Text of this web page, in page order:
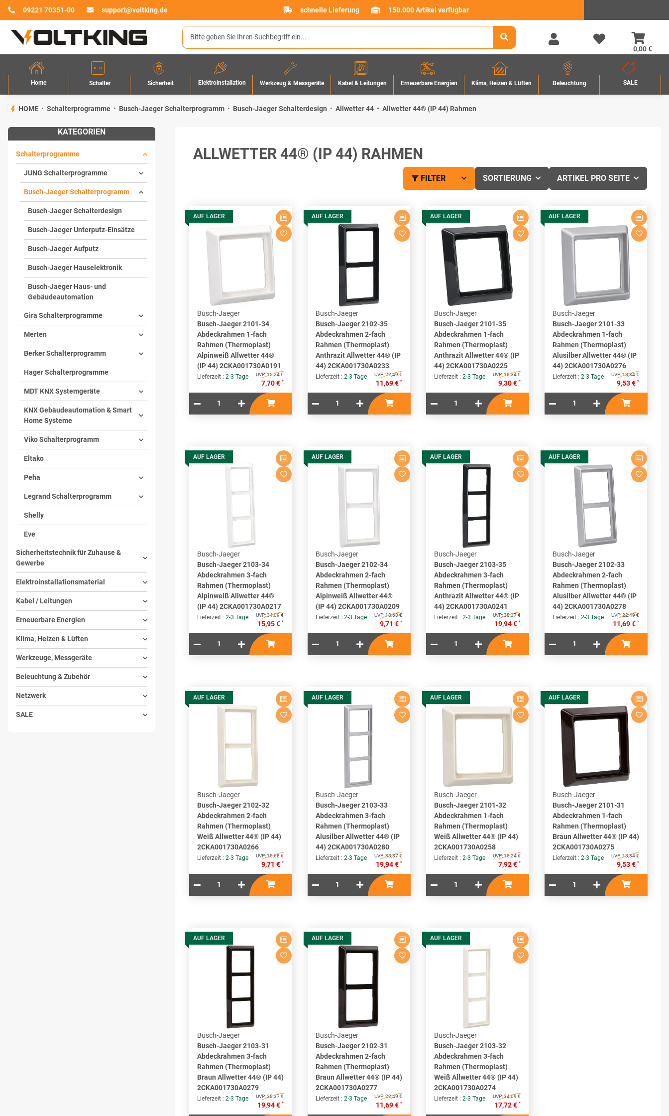
09221 70351-00 support@voltking.de schnelle Lieferung 150.000 Artikel verfügbar
0,00 €
Home Schalter Sicherheit Elektroinstallation Werkzeug & Messgeräte Kabel & Leitungen Erneuerbare Energien Klima, Heizen & Lüften Beleuchtung SALE
HOME Schalterprogramme Busch-Jaeger Schalterprogramm Busch-Jaeger Schalterdesign Allwetter 44 Allwetter 44® (IP 44) Rahmen
ALLWETTER 44® (IP 44) RAHMEN
FILTER SORTIERUNG ARTIKEL PRO SEITE
AUF LAGER
Busch-Jaeger
Busch-Jaeger 2101-34
Abdeckrahmen 1-fach
Rahmen (Thermoplast)
Alpinweiß Allwetter 44®
(IP 44) 2CKA001730A0191
Lieferzeit : 2-3 Tage UVP:15,24 €
7,70 € *
AUF LAGER
Busch-Jaeger
Busch-Jaeger 2102-35
Abdeckrahmen 2-fach
Rahmen (Thermoplast)
Anthrazit Allwetter 44® (IP
44) 2CKA001730A0233
Lieferzeit : 2-3 Tage UVP:22,49 €
11,69 € *
AUF LAGER
Busch-Jaeger
Busch-Jaeger 2101-35
Abdeckrahmen 1-fach
Rahmen (Thermoplast)
Anthrazit Allwetter 44® (IP
44) 2CKA001730A0225
Lieferzeit : 2-3 Tage UVP:18,34 €
9,30 € *
AUF LAGER
Busch-Jaeger
Busch-Jaeger 2101-33
Abdeckrahmen 1-fach
Rahmen (Thermoplast)
Alusilber Allwetter 44® (IP
44) 2CKA001730A0276
Lieferzeit : 2-3 Tage UVP:18,34 €
9,53 € *
AUF LAGER
Busch-Jaeger
Busch-Jaeger 2103-34
Abdeckrahmen 3-fach
Rahmen (Thermoplast)
Alpinweiß Allwetter 44®
(IP 44) 2CKA001730A0217
Lieferzeit : 2-3 Tage UVP:34,09 €
15,95 € *
AUF LAGER
Busch-Jaeger
Busch-Jaeger 2102-34
Abdeckrahmen 2-fach
Rahmen (Thermoplast)
Alpinweiß Allwetter 44®
(IP 44) 2CKA001730A0209
Lieferzeit : 2-3 Tage UVP:18,68 €
9,71 € *
AUF LAGER
Busch-Jaeger
Busch-Jaeger 2103-35
Abdeckrahmen 3-fach
Rahmen (Thermoplast)
Anthrazit Allwetter 44® (IP
44) 2CKA001730A0241
Lieferzeit : 2-3 Tage UVP:38,37 €
19,94 € *
AUF LAGER
Busch-Jaeger
Busch-Jaeger 2102-33
Abdeckrahmen 2-fach
Rahmen (Thermoplast)
Alusilber Allwetter 44® (IP
44) 2CKA001730A0278
Lieferzeit : 2-3 Tage UVP:22,49 €
11,69 € *
AUF LAGER
Busch-Jaeger
Busch-Jaeger 2102-32
Abdeckrahmen 2-fach
Rahmen (Thermoplast)
Weiß Allwetter 44® (IP 44)
2CKA001730A0266
Lieferzeit : 2-3 Tage UVP:18,68 €
9,71 € *
AUF LAGER
Busch-Jaeger
Busch-Jaeger 2103-33
Abdeckrahmen 3-fach
Rahmen (Thermoplast)
Alusilber Allwetter 44® (IP
44) 2CKA001730A0280
Lieferzeit : 2-3 Tage UVP:38,37 €
19,94 € *
AUF LAGER
Busch-Jaeger
Busch-Jaeger 2101-32
Abdeckrahmen 1-fach
Rahmen (Thermoplast)
Weiß Allwetter 44® (IP 44)
2CKA001730A0258
Lieferzeit : 2-3 Tage UVP:15,24 €
7,92 € *
AUF LAGER
Busch-Jaeger
Busch-Jaeger 2101-31
Abdeckrahmen 1-fach
Rahmen (Thermoplast)
Braun Allwetter 44® (IP 44)
2CKA001730A0275
Lieferzeit : 2-3 Tage UVP:18,34 €
9,53 € *
AUF LAGER
Busch-Jaeger
Busch-Jaeger 2103-31
Abdeckrahmen 3-fach
Rahmen (Thermoplast)
Braun Allwetter 44® (IP 44)
2CKA001730A0279
Lieferzeit : 2-3 Tage UVP:38,37 €
19,94 € *
AUF LAGER
Busch-Jaeger
Busch-Jaeger 2102-31
Abdeckrahmen 2-fach
Rahmen (Thermoplast)
Braun Allwetter 44® (IP 44)
2CKA001730A0277
Lieferzeit : 2-3 Tage UVP:22,49 €
11,69 € *
AUF LAGER
Busch-Jaeger
Busch-Jaeger 2103-32
Abdeckrahmen 3-fach
Rahmen (Thermoplast)
Weiß Allwetter 44® (IP 44)
2CKA001730A0274
Lieferzeit : 2-3 Tage UVP:34,09 €
17,72 € *
KATEGORIEN
Schalterprogramme
JUNG Schalterprogramme
Busch-Jaeger Schalterprogramm
Busch-Jaeger Schalterdesign
Busch-Jaeger Unterputz-Einsätze
Busch-Jaeger Aufputz
Busch-Jaeger Hauselektronik
Busch-Jaeger Haus- und
Gebäudeautomation
Gira Schalterprogramme
Merten
Berker Schalterprogramm
Hager Schalterprogramme
MDT KNX Systemgeräte
KNX Gebäudeautomation & Smart
Home Systeme
Viko Schalterprogramm
Eltako
Peha
Legrand Schalterprogramm
Shelly
Eve
Sicherheitstechnik für Zuhause &
Gewerbe
Elektroinstallationsmaterial
Kabel / Leitungen
Erneuerbare Energien
Klima, Heizen & Lüften
Werkzeuge, Messgeräte
Beleuchtung & Zubehör
Netzwerk
SALE